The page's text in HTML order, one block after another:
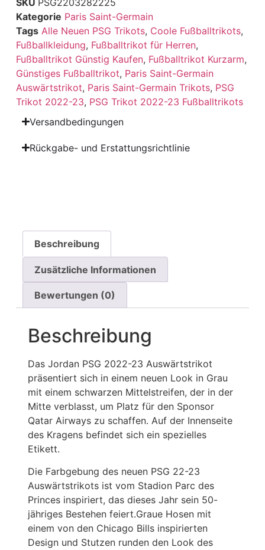
Kategorie Paris Saint-Germain
Tags Alle Neuen PSG Trikots, Coole Fußballtrikots,
Fußballkleidung, Fußballtrikot für Herren,
Fußballtrikot Günstig Kaufen, Fußballtrikot Kurzarm,
Günstiges Fußballtrikot, Paris Saint-Germain
Auswärtstrikot, Paris Saint-Germain Trikots, PSG
Trikot 2022-23, PSG Trikot 2022-23 Fußballtrikots
Versandbedingungen
Rückgabe- und Erstattungsrichtlinie
Beschreibung
Zusätzliche Informationen
Bewertungen (0)
Beschreibung
Das Jordan PSG 2022-23 Auswärtstrikot
präsentiert sich in einem neuen Look in Grau
mit einem schwarzen Mittelstreifen, der in der
Mitte verblasst, um Platz für den Sponsor
Qatar Airways zu schaffen. Auf der Innenseite
des Kragens befindet sich ein spezielles
Etikett.
Die Farbgebung des neuen PSG 22-23
Auswärtstrikots ist vom Stadion Parc des
Princes inspiriert, das dieses Jahr sein 50-
jähriges Bestehen feiert.Graue Hosen mit
einem von den Chicago Bills inspirierten
Design und Stutzen runden den Look des